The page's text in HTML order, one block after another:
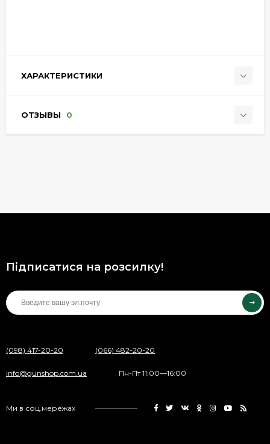
ХАРАКТЕРИСТИКИ
ОТЗЫВЫ 0
Підписатися на розсилку!
(098) 417-20-20 (066) 482-20-20
info@gunshop.com.ua Пн-Пт 11:00—16:00
Ми в соц.мережах